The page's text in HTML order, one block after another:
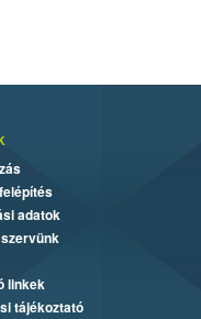
adatok
linkek
tájékoztató